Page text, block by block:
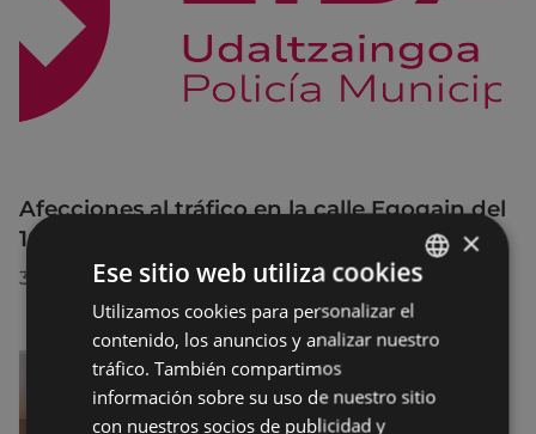
Afecciones al tráfico en la calle Egogain del
10 al 23 de agosto, por motivo de obras
30/07/2026
BASQUE
SPANISH
×
Ese sitio web utiliza cookies
Utilizamos cookies para personalizar el
contenido, los anuncios y analizar nuestro
tráfico. También compartimos
información sobre su uso de nuestro sitio
con nuestros socios de publicidad y